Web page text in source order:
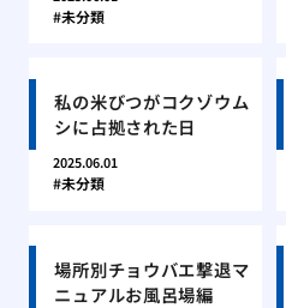
未分類
私の米びつがコクゾウム
シに占拠された日
2025.06.01
未分類
場所別チョウバエ撃退マ
ニュアルお風呂場編